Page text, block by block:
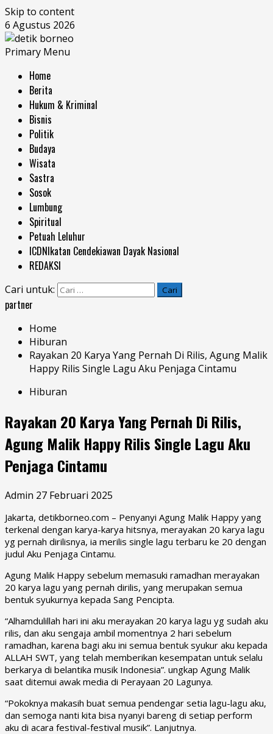
Skip to content
6 Agustus 2026
Primary Menu
Home
Berita
Hukum & Kriminal
Bisnis
Politik
Budaya
Wisata
Sastra
Sosok
Lumbung
Spiritual
Petuah Leluhur
ICDNIkatan Cendekiawan Dayak Nasional
REDAKSI
Cari untuk:
partner
Home
Hiburan
Rayakan 20 Karya Yang Pernah Di Rilis, Agung Malik
Happy Rilis Single Lagu Aku Penjaga Cintamu
Hiburan
Rayakan 20 Karya Yang Pernah Di Rilis,
Agung Malik Happy Rilis Single Lagu Aku
Penjaga Cintamu
Admin 27 Februari 2025
Jakarta, detikborneo.com – Penyanyi Agung Malik Happy yang
terkenal dengan karya-karya hitsnya, merayakan 20 karya lagu
yg pernah dirilisnya, ia merilis single lagu terbaru ke 20 dengan
judul Aku Penjaga Cintamu.
Agung Malik Happy sebelum memasuki ramadhan merayakan
20 karya lagu yang pernah dirilis, yang merupakan semua
bentuk syukurnya kepada Sang Pencipta.
“Alhamdulillah hari ini aku merayakan 20 karya lagu yg sudah aku
rilis, dan aku sengaja ambil momentnya 2 hari sebelum
ramadhan, karena bagi aku ini semua bentuk syukur aku kepada
ALLAH SWT, yang telah memberikan kesempatan untuk selalu
berkarya di belantika musik Indonesia”. ungkap Agung Malik
saat ditemui awak media di Perayaan 20 Lagunya.
“Pokoknya makasih buat semua pendengar setia lagu-lagu aku,
dan semoga nanti kita bisa nyanyi bareng di setiap perform
aku di acara festival-festival musik”. Lanjutnya.